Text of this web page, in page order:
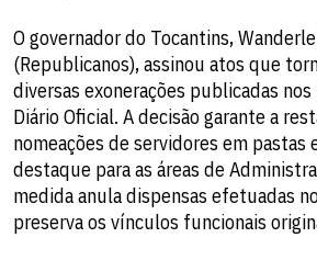
O governador do Tocantins,
(Republicanos), assinou atos que
diversas exonerações publicadas
Diário Oficial. A decisão garante a
nomeações de servidores em pastas
destaque para as áreas de
medida anula dispensas efetuadas
preserva os vínculos funcionais